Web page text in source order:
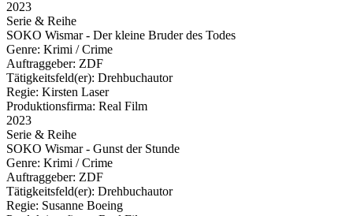
2023
Serie & Reihe
SOKO Wismar - Der kleine Bruder des Todes
Genre: Krimi / Crime
Auftraggeber: ZDF
Tätigkeitsfeld(er): Drehbuchautor
Regie: Kirsten Laser
Produktionsfirma: Real Film
2023
Serie & Reihe
SOKO Wismar - Gunst der Stunde
Genre: Krimi / Crime
Auftraggeber: ZDF
Tätigkeitsfeld(er): Drehbuchautor
Regie: Susanne Boeing